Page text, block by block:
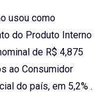
usou como
do Produto Interno
de R$ 4,875
ao Consumidor
do país, em 5,2% .